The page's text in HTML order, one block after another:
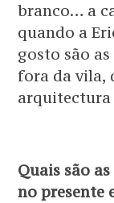
branco… a
quando a
gosto são
fora da vila,
Quais são
no presente